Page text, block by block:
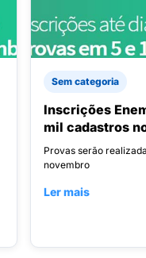
Sem categoria
Inscrições
mil cadastros
Provas serão
novembro
Ler mais